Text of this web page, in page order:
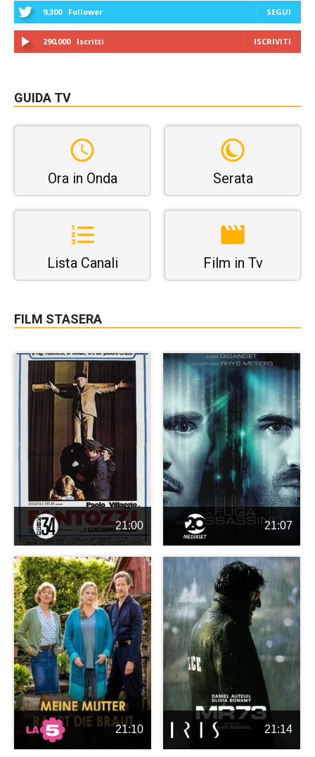
9,300 Follower SEGUI
290,000 Iscritti ISCRIVITI
GUIDA TV
Ora in Onda Serata
Lista Canali Film in Tv
FILM STASERA
21:00 21:07
21:10 21:14